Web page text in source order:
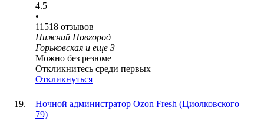
4.5
•
11518 отзывов
Нижний Новгород
Горьковская и еще 3
Можно без резюме
Откликнитесь среди первых
Откликнуться
Ночной администратор Ozon Fresh (Циолковского
79)